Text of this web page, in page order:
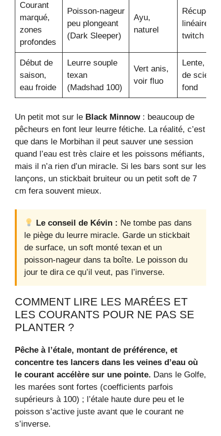
Courant
marqué,
zones
profondes
Poisson‑nageur
peu plongeant
(Dark Sleeper)
Ayu,
naturel
linéaire,
twitch
Début de
saison,
eau froide
Leurre souple
texan
(Madshad 100)
Vert anis,
voir fluo
Lente, en
de scie
fond
Un petit mot sur le Black Minnow: beaucoup de
pêcheurs en font leur leurre fétiche. La réalité, c’est
que dans le Morbihan il peut sauver une session
quand l’eau est très claire et les poissons méfiants,
mais il n’a rien d’un miracle. Si les bars sont sur les
lançons, un stickbait bruiteur ou un petit soft de 7
cm fera souvent mieux.
Le conseil de Kévin : Ne tombe pas dans
le piège du leurre miracle. Garde un stickbait
de surface, un soft monté texan et un
poisson‑nageur dans ta boîte. Le poisson du
jour te dira ce qu’il veut, pas l’inverse.
COMMENT LIRE LES MARÉES ET
LES COURANTS POUR NE PAS SE
PLANTER ?
Pêche à l’étale, montant de préférence, et
concentre tes lancers dans les veines d’eau où
le courant accélère sur une pointe. Dans le Golfe,
les marées sont fortes (coefficients parfois
supérieurs à 100) ; l’étale haute dure peu et le
poisson s’active juste avant que le courant ne
s’inverse.